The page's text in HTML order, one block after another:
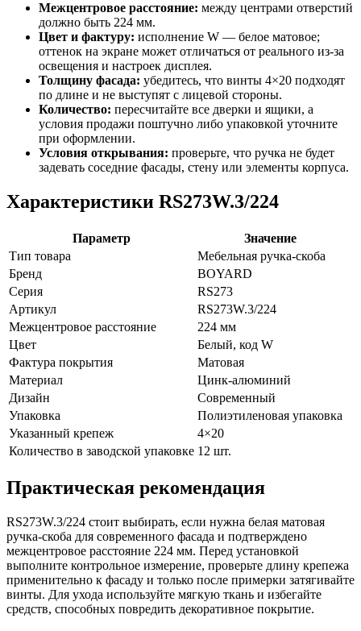
Межцентровое расстояние: между центрами отверстий
должно быть 224 мм.
Цвет и фактуру: исполнение W — белое матовое;
оттенок на экране может отличаться от реального из-за
освещения и настроек дисплея.
Толщину фасада: убедитесь, что винты 4×20 подходят
по длине и не выступят с лицевой стороны.
Количество: пересчитайте все дверки и ящики, а
условия продажи поштучно либо упаковкой уточните
при оформлении.
Условия открывания: проверьте, что ручка не будет
задевать соседние фасады, стену или элементы корпуса.
Характеристики RS273W.3/224
Параметр
Значение
Тип товара
Мебельная ручка-скоба
Бренд
BOYARD
Серия
RS273
Артикул
RS273W.3/224
Межцентровое расстояние
224 мм
Цвет
Белый, код W
Фактура покрытия
Матовая
Материал
Цинк-алюминий
Дизайн
Современный
Упаковка
Полиэтиленовая упаковка
Указанный крепеж
4×20
Количество в заводской упаковке 12 шт.
Практическая рекомендация
RS273W.3/224 стоит выбирать, если нужна белая матовая
ручка-скоба для современного фасада и подтверждено
межцентровое расстояние 224 мм. Перед установкой
выполните контрольное измерение, проверьте длину крепежа
применительно к фасаду и только после примерки затягивайте
винты. Для ухода используйте мягкую ткань и избегайте
средств, способных повредить декоративное покрытие.